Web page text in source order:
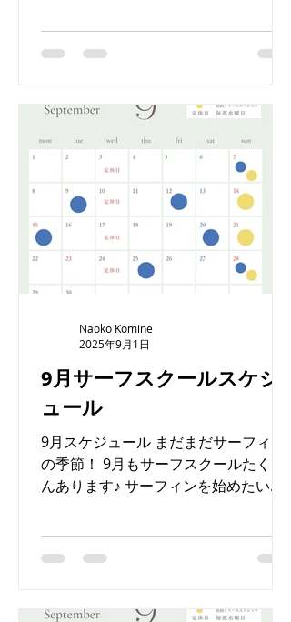
験から♪ たくさんの方とお会いできる
9月サーフスクールスケジ
ュール
9月スケジュール まだまだサーフィン
の季節！ 9月もサーフスクールたくさ
んあります♪ サーフィンを始めたい
験から♪ たくさんの方とお会いできる
Naoko Komine
2025年9月1日